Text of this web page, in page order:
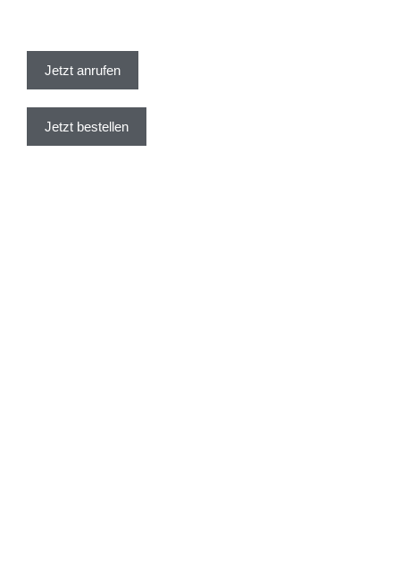
Jetzt anrufen
Jetzt bestellen